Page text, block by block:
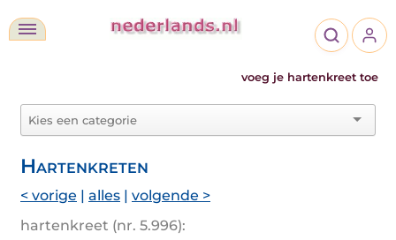
voeg je hartenkreet toe
Hartenkreten
< vorige | alles | volgende >
hartenkreet (nr. 5.996):